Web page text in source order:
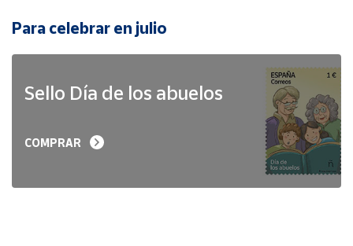
Para celebrar en julio
Sello Día de los abuelos
COMPRAR